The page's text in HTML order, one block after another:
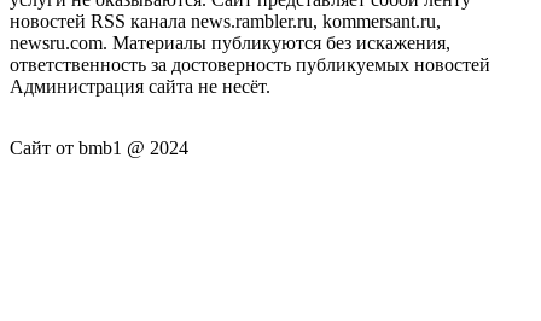
новостей RSS канала news.rambler.ru, kommersant.ru,
newsru.com. Материалы публикуются без искажения,
ответственность за достоверность публикуемых новостей
Администрация сайта не несёт.
Сайт от bmb1 @ 2024